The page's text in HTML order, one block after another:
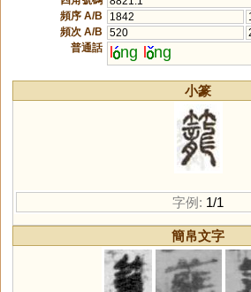
頻序 A/B
1842
頻次 A/B
520
普通話
l ng l ng
小篆
字例: 1/1
簡帛文字